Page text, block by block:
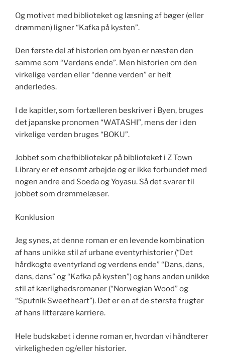
Og motivet med biblioteket og læsning af bøger (eller
drømmen) ligner “Kafka på kysten”.
Den første del af historien om byen er næsten den
samme som “Verdens ende”. Men historien om den
virkelige verden eller “denne verden” er helt
anderledes.
I de kapitler, som fortælleren beskriver i Byen, bruges
det japanske pronomen “WATASHI”, mens der i den
virkelige verden bruges “BOKU”.
Jobbet som chefbibliotekar på biblioteket i Z Town
Library er et ensomt arbejde og er ikke forbundet med
nogen andre end Soeda og Yoyasu. Så det svarer til
jobbet som drømmelæser.
Konklusion
Jeg synes, at denne roman er en levende kombination
af hans unikke stil af urbane eventyrhistorier (“Det
hårdkogte eventyrland og verdens ende” “Dans, dans,
dans, dans” og “Kafka på kysten”) og hans anden unikke
stil af kærlighedsromaner (“Norwegian Wood” og
“Sputnik Sweetheart”). Det er en af de største frugter
af hans litterære karriere.
Hele budskabet i denne roman er, hvordan vi håndterer
virkeligheden og/eller historier.